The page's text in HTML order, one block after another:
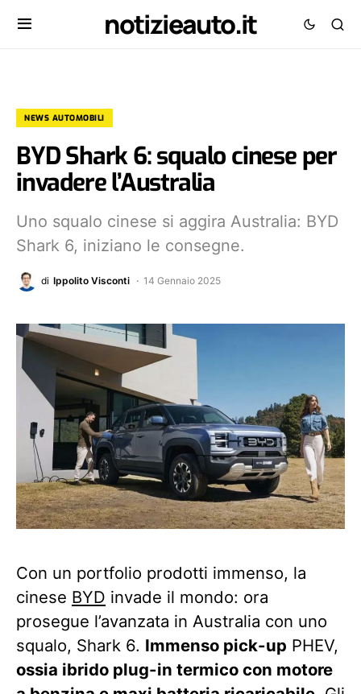
notizieauto.it
NEWS AUTOMOBILI
BYD Shark 6: squalo cinese per
invadere l’Australia
Uno squalo cinese si aggira Australia: BYD
Shark 6, iniziano le consegne.
di Ippolito Visconti 14 Gennaio 2025
Con un portfolio prodotti immenso, la
cinese BYD invade il mondo: ora
prosegue l’avanzata in Australia con uno
squalo, Shark 6. Immenso pick-up PHEV,
ossia ibrido plug-in termico con motore